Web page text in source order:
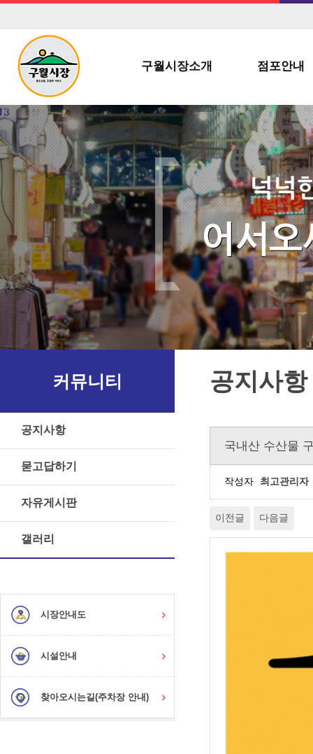
구월시장소개 점포안내
커뮤니티
공지사항
묻고답하기
자유게시판
갤러리
시장안내도
시설안내
찾아오시는길(주차장 안내)
공지사항
국내산 수산물
작성자 최고관리자
이전글 다음글